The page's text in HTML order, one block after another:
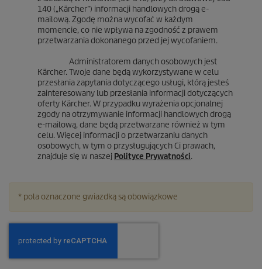
140 („Kärcher”) informacji handlowych drogą e-
mailową. Zgodę można wycofać w każdym
momencie, co nie wpływa na zgodność z prawem
przetwarzania dokonanego przed jej wycofaniem.
Administratorem danych osobowych jest
Kärcher. Twoje dane będą wykorzystywane w celu
przesłania zapytania dotyczącego usługi, którą jesteś
zainteresowany lub przesłania informacji dotyczących
oferty Kärcher. W przypadku wyrażenia opcjonalnej
zgody na otrzymywanie informacji handlowych drogą
e-mailową, dane będą przetwarzane również w tym
celu. Więcej informacji o przetwarzaniu danych
osobowych, w tym o przysługujących Ci prawach,
znajduje się w naszej Polityce Prywatności.
* pola oznaczone gwiazdką są obowiązkowe